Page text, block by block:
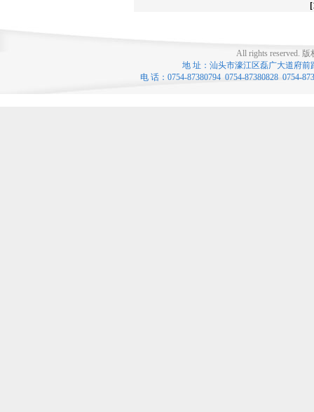
All rights reserved. 版
地 址：汕头市濠江区磊广大道府前
电 话：0754-87380794 0754-87380828 0754-